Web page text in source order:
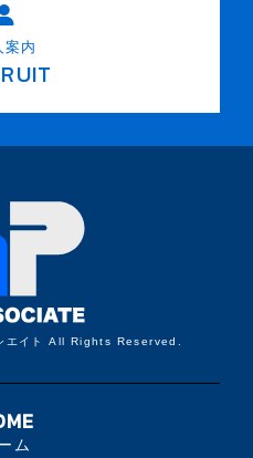
案内
エイト All Rights Reserved.
ム